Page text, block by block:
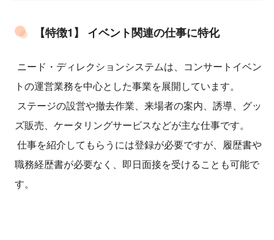
【特徴1】 イベント関連の仕事に特化
ニード・ディレクションシステムは、コンサートイベン
トの運営業務を中心とした事業を展開しています。
ステージの設営や撤去作業、来場者の案内、誘導、グッ
ズ販売、ケータリングサービスなどが主な仕事です。
仕事を紹介してもらうには登録が必要ですが、履歴書や
職務経歴書が必要なく、即日面接を受けることも可能で
す。